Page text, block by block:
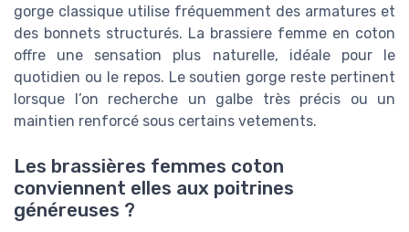
gorge classique utilise fréquemment des armatures et
des bonnets structurés. La brassiere femme en coton
offre une sensation plus naturelle, idéale pour le
quotidien ou le repos. Le soutien gorge reste pertinent
lorsque l’on recherche un galbe très précis ou un
maintien renforcé sous certains vetements.
Les brassières femmes coton
conviennent elles aux poitrines
généreuses ?